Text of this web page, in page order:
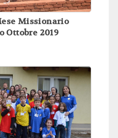
Missionario
Ottobre 2019